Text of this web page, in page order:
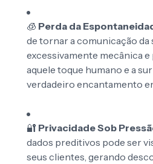
🧊 Perda da
de tornar a comunicação da
excessivamente mecânica
aquele toque humano e a
verdadeiro encantamento
🔐 Privacidade Sob
dados preditivos pode ser
seus clientes, gerando